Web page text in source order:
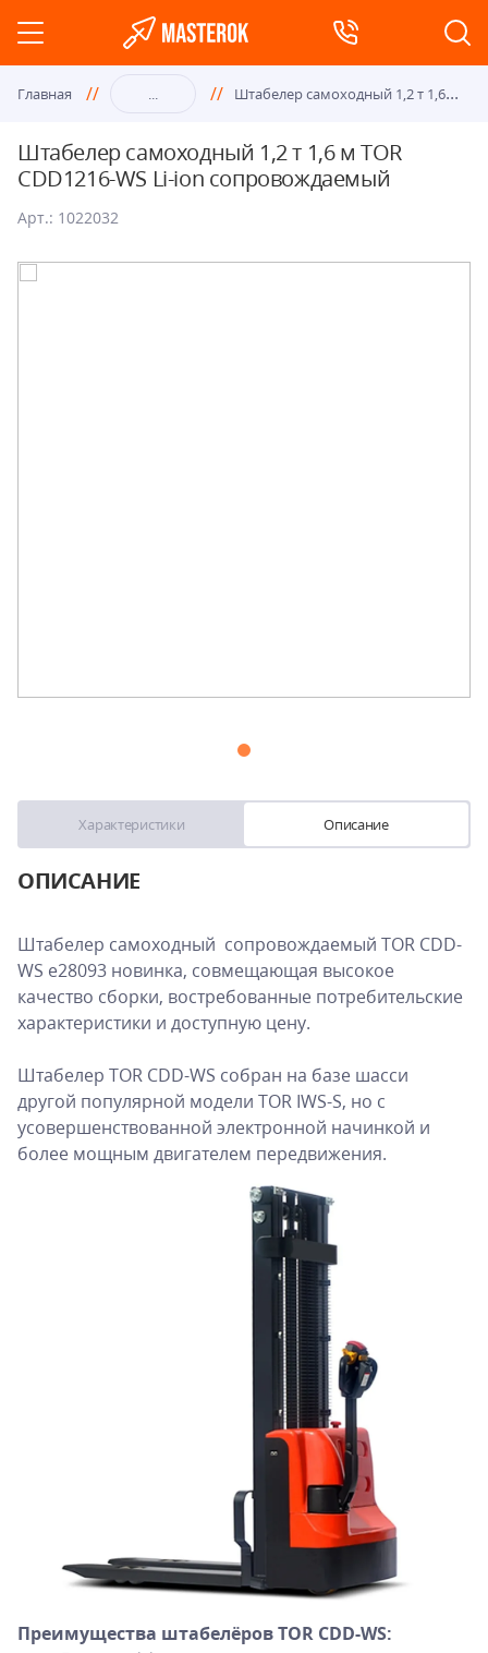
Главная ... Шта
белер самоходный 1,2 т 1,6 м TOR CDD1216-WS Li-ion сопровождаемый
Штабелер самоходный 1,2 т 1,6 м TOR
CDD1216-WS Li-ion сопровождаемый
Арт.: 1022032
Характеристики Описание
ОПИСАНИЕ
Штабелер самоходный сопровождаемый TOR CDD-
WS e28093 новинка, совмещающая высокое
качество сборки, востребованные потребительские
характеристики и доступную цену.
Штабелер TOR CDD-WS собран на базе шасси
другой популярной модели TOR IWS-S, но с
усовершенствованной электронной начинкой и
более мощным двигателем передвижения.
Преимущества штабелёров TOR CDD-WS: